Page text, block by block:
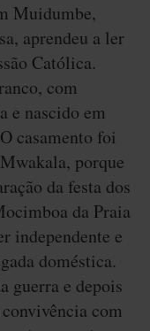
Muidumbe,
aprendeu a ler
Católica.
com
e nascido em
casamento foi
porque
da festa dos
da Praia
independente e
doméstica.
guerra e depois
com